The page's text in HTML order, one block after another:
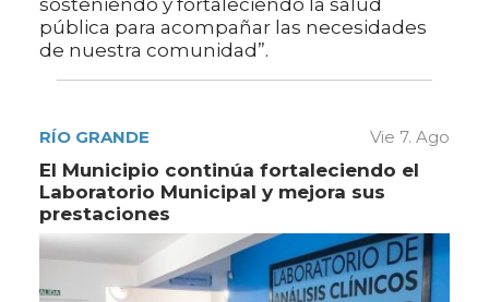
sosteniendo y fortaleciendo la salud
pública para acompañar las necesidades
de nuestra comunidad”.
RÍO GRANDE Vie 7. Ago
El Municipio continúa fortaleciendo el
Laboratorio Municipal y mejora sus
prestaciones